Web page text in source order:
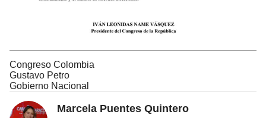
Congreso Colombia
Gustavo Petro
Gobierno Nacional
Marcela Puentes Quintero